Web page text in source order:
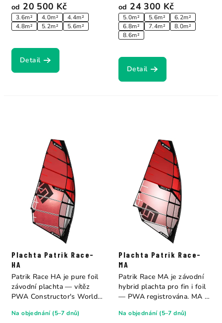
od 20 500 Kč
3.6m² 4.0m²
4.4m²
4.8m²
5.2m² 5.6m²
Detail
od 24 300 Kč
5.0m² 5.6m²
6.2m²
6.8m²
7.4m²
8.0m²
8.6m²
Detail
Plachta Patrik Race-
HA
Na objednání (5–7 dnů)
Patrik Race HA je pure foil
závodní plachta — vítěz
PWA Constructor's World
Plachta Patrik Race-
MA
Na objednání (5–7 dnů)
Patrik Race MA je závodní
hybrid plachta pro fin i foil
— PWA registrována. MA =